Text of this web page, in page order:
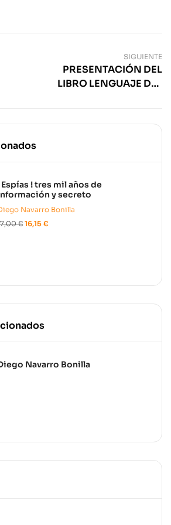
SIGUIENTE
PRESENTACIÓN DEL
LIBRO LENGUAJE DEL
Espías ! tres mil años de
y secreto
Navarro Bonilla
€ 16,15 €
Navarro Bonilla